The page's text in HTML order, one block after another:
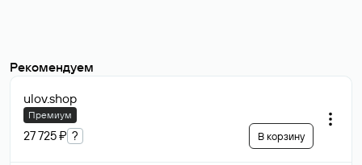
Рекомендуем
ulov.shop
Премиум
27 725 ₽ ? В корзину